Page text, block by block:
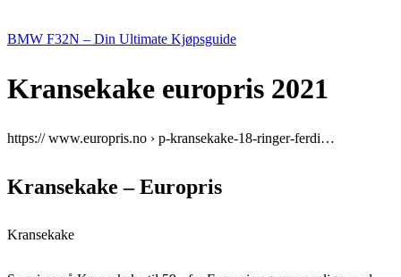
BMW F32N – Din Ultimate Kjøpsguide
Kransekake europris 2021
https:// www.europris.no › p-kransekake-18-ringer-ferdi…
Kransekake – Europris
Kransekake